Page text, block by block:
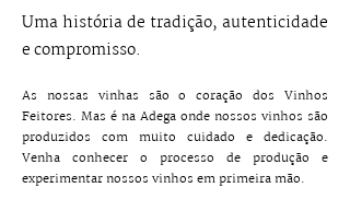
Uma história de tradição, autenticidade
e compromisso.
As nossas vinhas são o coração dos Vinhos
Feitores. Mas é na Adega onde nossos vinhos são
produzidos com muito cuidado e dedicação.
Venha conhecer o processo de produção e
experimentar nossos vinhos em primeira mão.